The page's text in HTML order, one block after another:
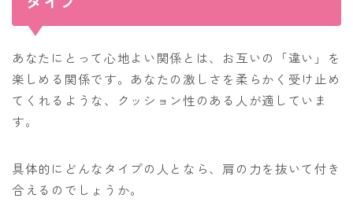
あなたにとって心地よい関係とは、お互いの「違い」を
楽しめる関係です。あなたの激しさを柔らかく受け止め
てくれるような、クッション性のある人が適していま
す。
具体的にどんなタイプの人となら、肩の力を抜いて付き
合えるのでしょうか。